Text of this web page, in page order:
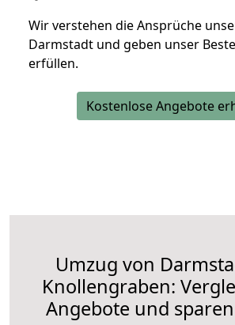
Wir verstehen die Ansprüche
Darmstadt und geben unser
erfüllen.
Kostenlose Angebote
Umzug von
Knollengraben:
Angebote und